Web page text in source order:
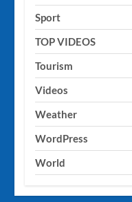
Sport
TOP VIDEOS
Tourism
Videos
Weather
WordPress
World